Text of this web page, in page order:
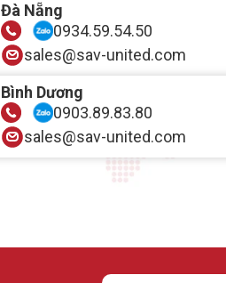
Đà Nẵng
0934.59.54.50
sales@sav-united.com
Bình Dương
0903.89.83.80
sales@sav-united.com